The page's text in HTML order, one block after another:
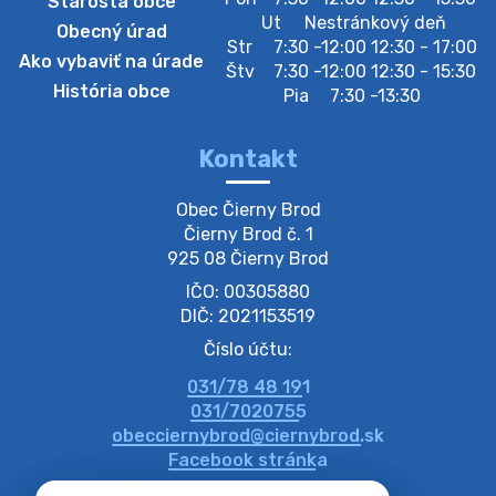
Oznamujeme obyvateľom, že v stredu 05. augusta
prebehne zber separovaného odpadu plastu. Prosíme
obyvateľov, aby vrecia s odpadom vyložili pred dom už
Oznámenie o plánovanom prerušení dodávky
Oznamujeme Vám, že v určitých dňoch bude v
niektorých častiach našej obce plánované prerušenie
distribúcie elektrickej energie. Podrobné informácie o
dátumoch, časoch a dotknutých …
4. augusta 2026 09:48
Zber BIO odpadu-BIO hulladék elszállítása
Obecný úrad v Čiernom Brode oznamuje obyvateľom,
že ďalší odvoz BIO odpadu sa uskutoční 03.08.2026
(pondelok). Prosíme obyvateľov, aby nádoby vyložili už
Obecný úrad
Ako vybaviť na úrade
História obce
Ut
Nestránkový deň
Str
7:30 -12:00 12:30 - 17:00
Štv
7:30 -12:00 12:30 - 15:30
Pia
7:30 -13:30
Kontakt
Obec Čierny Brod
Čierny Brod č. 1
925 08 Čierny Brod
IČO: 00305880
DIČ: 2021153519
Číslo účtu:
031/78 48 191
031/7020755
obecciernybrod@ciernybrod.sk
Facebook stránka